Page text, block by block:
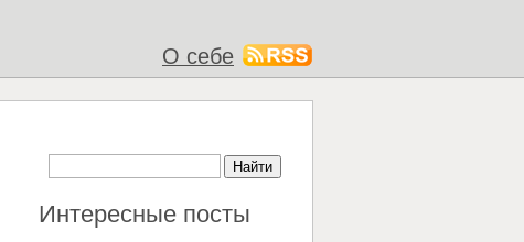
О себе
Интересные посты